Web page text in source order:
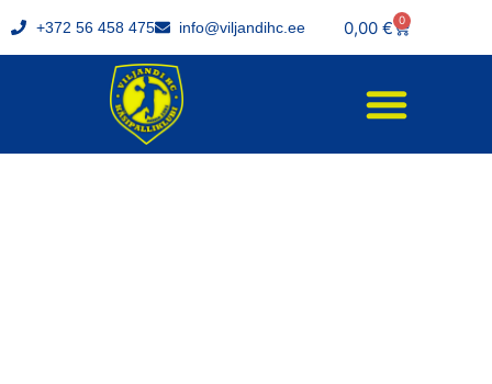
+372 56 458 475 info@viljandihc.ee 0,00 € 0